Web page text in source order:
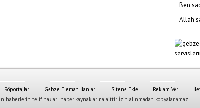
Ben
Allah
Röportajlar Gebze Eleman İlanları Sitene Ekle Reklam Ver
haberlerin telif hakları haber kaynaklarına aittir. İzin alınmadan kopyalanamaz.